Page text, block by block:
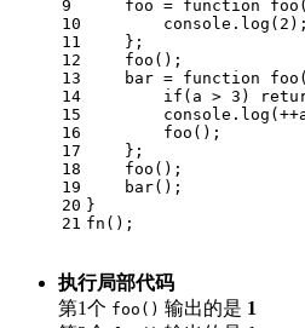
9
10
11
12
13
14
15
16
17
18
19
20
21
    foo =
function foo (
console .log( 2 );
    };
    foo();
    bar =
function foo (
if (a > 3 )
console
        foo();
    };
    foo();
    bar();
}
fn();
执行局部代码
第1个 foo() 输出的是 1